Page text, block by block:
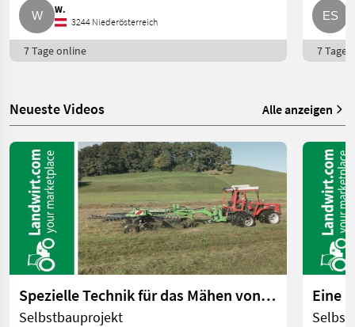
W.
3244 Niederösterreich
7 Tage online 7 Tage
Neueste Videos Alle anzeigen
Spezielle Technik für das Mähen von Feuchtwiesen | landwirt.com
Selbstbauprojekt